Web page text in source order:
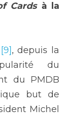
Cards à la
[9], depuis la
du
du PMDB
but de
Michel